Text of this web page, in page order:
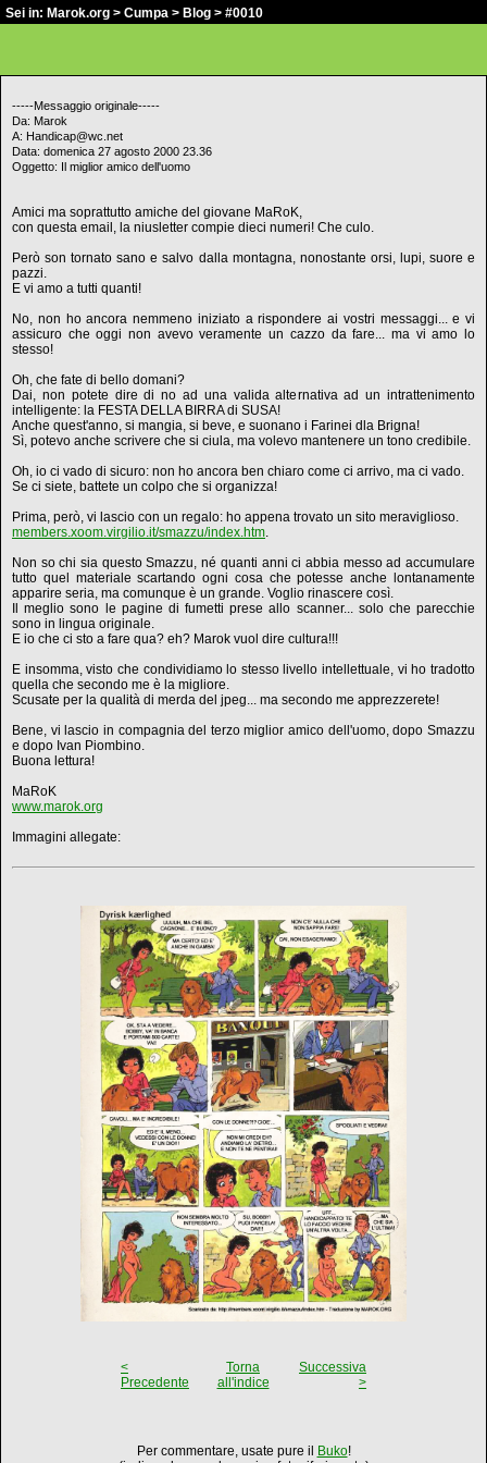
Sei in: Marok.org > Cumpa > Blog > #0010
-----Messaggio originale-----
Da: Marok
A: Handicap@wc.net
Data: domenica 27 agosto 2000 23.36
Oggetto: Il miglior amico dell'uomo
Amici ma soprattutto amiche del giovane MaRoK,
con questa email, la niusletter compie dieci numeri! Che culo.
Però son tornato sano e salvo dalla montagna, nonostante orsi, lupi, suore e
pazzi.
E vi amo a tutti quanti!
No, non ho ancora nemmeno iniziato a rispondere ai vostri messaggi... e vi
assicuro che oggi non avevo veramente un cazzo da fare... ma vi amo lo
stesso!
Oh, che fate di bello domani?
Dai, non potete dire di no ad una valida alternativa ad un intrattenimento
intelligente: la FESTA DELLA BIRRA di SUSA!
Anche quest'anno, si mangia, si beve, e suonano i Farinei dla Brigna!
Sì, potevo anche scrivere che si ciula, ma volevo mantenere un tono credibile.
Oh, io ci vado di sicuro: non ho ancora ben chiaro come ci arrivo, ma ci vado.
Se ci siete, battete un colpo che si organizza!
Prima, però, vi lascio con un regalo: ho appena trovato un sito meraviglioso.
members.xoom.virgilio.it/smazzu/index.htm.
Non so chi sia questo Smazzu, né quanti anni ci abbia messo ad accumulare
tutto quel materiale scartando ogni cosa che potesse anche lontanamente
apparire seria, ma comunque è un grande. Voglio rinascere così.
Il meglio sono le pagine di fumetti prese allo scanner... solo che parecchie
sono in lingua originale.
E io che ci sto a fare qua? eh? Marok vuol dire cultura!!!
E insomma, visto che condividiamo lo stesso livello intellettuale, vi ho tradotto
quella che secondo me è la migliore.
Scusate per la qualità di merda del jpeg... ma secondo me apprezzerete!
Bene, vi lascio in compagnia del terzo miglior amico dell'uomo, dopo Smazzu
e dopo Ivan Piombino.
Buona lettura!
MaRoK
www.marok.org
Immagini allegate:
<
Precedente
Torna
all'indice
Successiva
>
Per commentare, usate pure il Buko!